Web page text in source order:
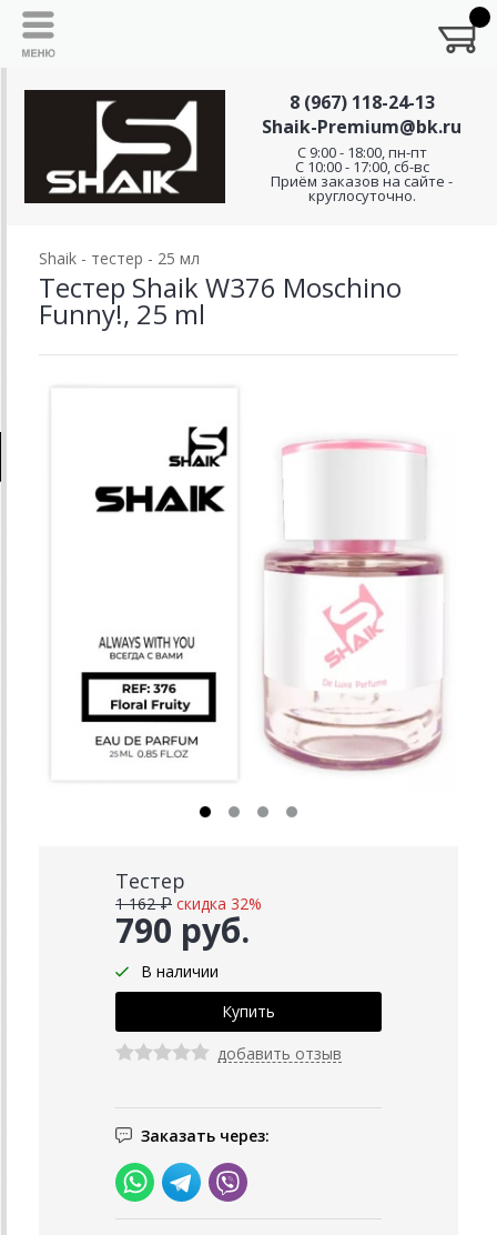
8 (967) 118-24-13
Shaik-Premium@bk.ru
C 9:00 - 18:00, пн-пт
С 10:00 - 17:00, сб-вс
Приём заказов на сайте -
круглосуточно.
Shaik - тестер - 25 мл
Тестер Shaik W376 Moschino
Funny!, 25 ml
Тестер
790 руб.
1 162 ₽ скидка 32%
В наличии
добавить отзыв
Заказать через: